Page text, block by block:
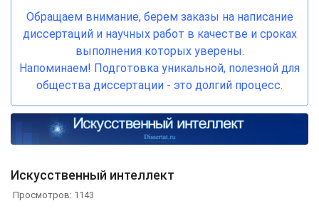
Обращаем внимание, берем заказы на написание
диссертаций и научных работ в качестве и сроках
выполнения которых уверены.
Напоминаем! Подготовка уникальной, полезной для
общества диссертации - это долгий процесс.
Искусственный интеллект
Просмотров: 1143